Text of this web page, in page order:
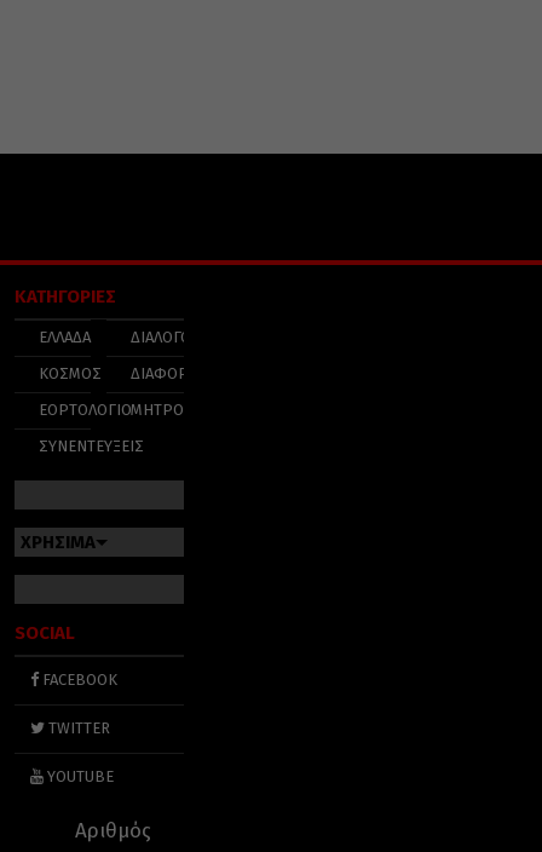
ΚΑΤΗΓΟΡΙΕΣ
ΕΛΛΑΔΑ
ΚΟΣΜΟΣ
ΕΟΡΤΟΛΟΓΙΟ
ΣΥΝΕΝΤΕΥΞΕΙΣ
ΔΙΑΛΟΓΟΣ
ΔΙΑΦΟΡΑ
ΜΗΤΡΟΠΟΛΕΙΣ
ΧΡΗΣΙΜΑ
SOCIAL
FACEBOOK
TWITTER
YOUTUBE
Αριθμός